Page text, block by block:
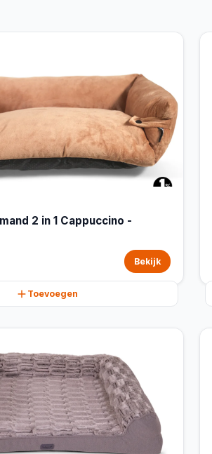
2 in 1 Cappuccino -
Bekijk
Toevoegen